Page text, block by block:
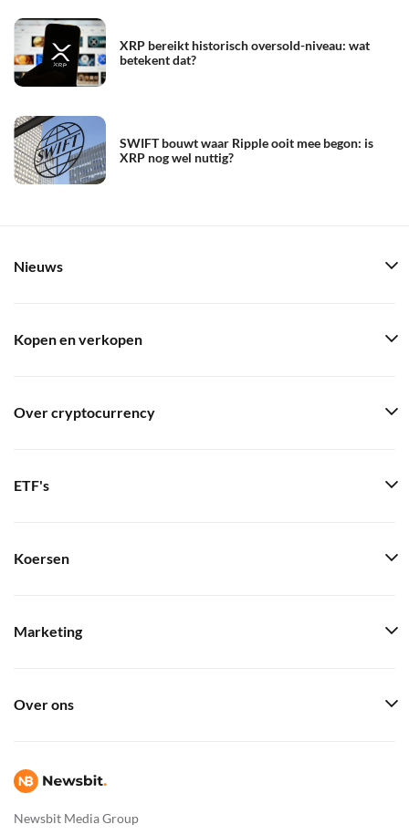
XRP bereikt historisch oversold-niveau: wat
betekent dat?
SWIFT bouwt waar Ripple ooit mee begon: is
XRP nog wel nuttig?
Newsbit Media Group
Nieuws
Kopen en verkopen
Over cryptocurrency
ETF's
Koersen
Marketing
Over ons